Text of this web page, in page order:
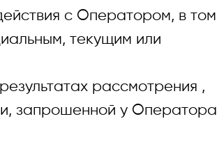
с Оператором, в том
текущим или
рассмотрения ,
запрошенной у Оператора